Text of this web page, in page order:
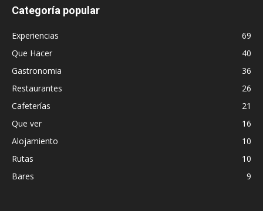
Categoría popular
Experiencias
69
Que Hacer
40
Gastronomia
36
Restaurantes
26
Cafeterías
21
Que ver
16
Alojamiento
10
Rutas
10
Bares
9